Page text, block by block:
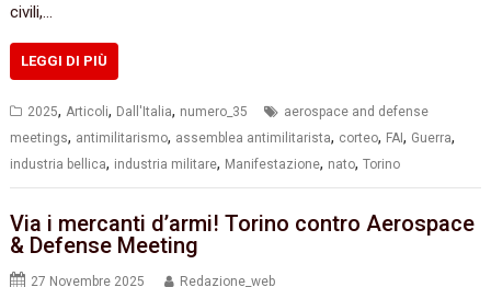
civili,…
LEGGI DI PIÙ
2025, Articoli, Dall'Italia, numero_35
aerospace and defense
meetings, antimilitarismo, assemblea antimilitarista, corteo, FAI, Guerra,
industria bellica, industria militare, Manifestazione, nato,Torino
Via i mercanti d’armi! Torino contro Aerospace
& Defense Meeting
27 Novembre 2025 Redazione_web